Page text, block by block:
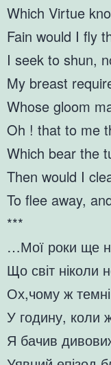
Which Virtue
Fain would I fly
I seek to shun,
My breast
Whose gloom
Oh ! that to me
Which bear the
Then would I
To flee away,
***
…Мої роки ще
Що світ ніколи
Ох,чому ж темні
У годину, коли
Я бачив